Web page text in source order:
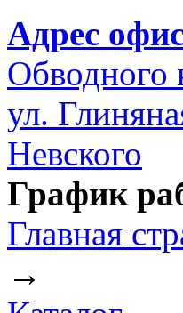
Адрес
Обводного
ул.
Невского
График
Главная
→